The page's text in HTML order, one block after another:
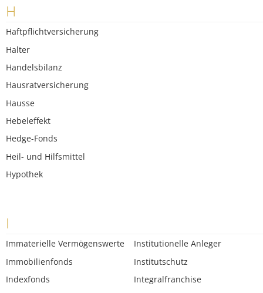
H
Haftpflichtversicherung
Halter
Handelsbilanz
Hausratversicherung
Hausse
Hebeleffekt
Hedge-Fonds
Heil- und Hilfsmittel
Hypothek
I
Immaterielle Vermögenswerte
Immobilienfonds
Indexfonds
Institutionelle Anleger
Institutschutz
Integralfranchise